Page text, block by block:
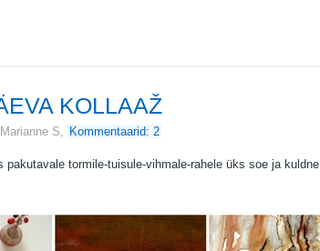
KOLLAAŽ
Marianne S, Kommentaarid: 2
pakutavale tormile-tuisule-vihmale-rahele üks soe ja kuldne